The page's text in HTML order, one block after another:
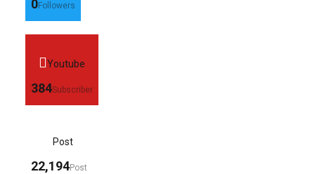
0Followers
Youtube
384Subscriber
Post
22,194Post